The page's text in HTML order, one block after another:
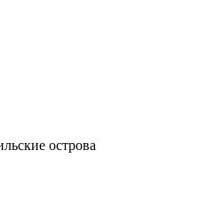
острова